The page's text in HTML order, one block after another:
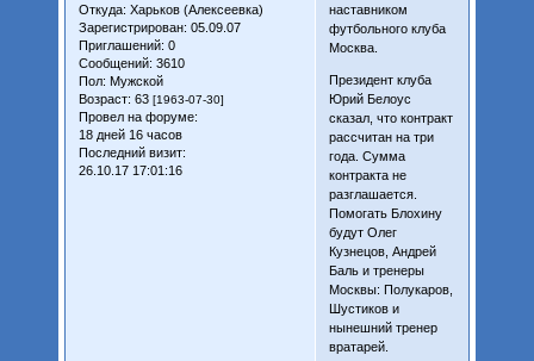
Откуда: Харьков (Алексеевка)
Зарегистрирован: 05.09.07
Приглашений: 0
Сообщений: 3610
Пол: Мужской
Возраст: 63 [1963-07-30]
Провел на форуме:
18 дней 16 часов
Последний визит:
26.10.17 17:01:16
наставником
футбольного клуба
Москва.
Президент клуба
Юрий Белоус
сказал, что контракт
рассчитан на три
года. Сумма
контракта не
разглашается.
Помогать Блохину
будут Олег
Кузнецов, Андрей
Баль и тренеры
Москвы: Полукаров,
Шустиков и
нынешний тренер
вратарей.